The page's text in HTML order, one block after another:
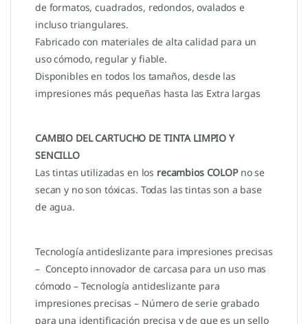
de formatos, cuadrados, redondos, ovalados e
incluso triangulares.
Fabricado con materiales de alta calidad para un
uso cómodo, regular y fiable.
Disponibles en todos los tamaños, desde las
impresiones más pequeñas hasta las Extra largas
CAMBIO DEL CARTUCHO DE TINTA LIMPIO Y
SENCILLO
Las tintas utilizadas en los recambios COLOPno se
secan y no son tóxicas. Todas las tintas son a base
de agua.
Tecnología antideslizante para impresiones precisas
– Concepto innovador de carcasa para un uso mas
cómodo – Tecnología antideslizante para
impresiones precisas – Número de serie grabado
para una identificación precisa y de que es un sello